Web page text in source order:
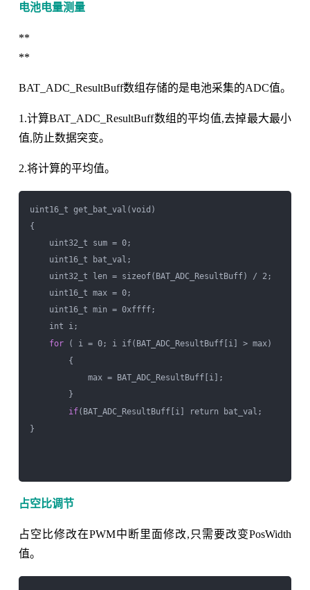
电池电量测量
**
**
BAT_ADC_ResultBuff数组存储的是电池采集的ADC值。
1.计算BAT_ADC_ResultBuff数组的平均值,去掉最大最小
值,防止数据突变。
2.将计算的平均值。
uint16_t get_bat_val(void)
{
uint32_t sum = 0;
uint16_t bat_val;
uint32_t len = sizeof(BAT_ADC_ResultBuff) / 2;
uint16_t max = 0;
uint16_t min = 0xffff;
int i;
for ( i = 0; i if(BAT_ADC_ResultBuff[i] > max)
{
max = BAT_ADC_ResultBuff[i];
}
if(BAT_ADC_ResultBuff[i] return bat_val;
}
占空比调节
占空比修改在PWM中断里面修改,只需要改变PosWidth
值。